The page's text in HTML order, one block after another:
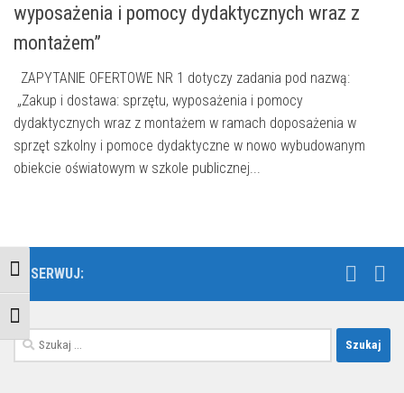
Przełącz wysoki kontrast
Zmień rozmiar czcionek
wyposażenia i pomocy dydaktycznych wraz z
montażem”
ZAPYTANIE OFERTOWE NR 1 dotyczy zadania pod nazwą:
„Zakup i dostawa: sprzętu, wyposażenia i pomocy
dydaktycznych wraz z montażem w ramach doposażenia w
sprzęt szkolny i pomoce dydaktyczne w nowo wybudowanym
obiekcie oświatowym w szkole publicznej...
OBSERWUJ:
Szukaj: